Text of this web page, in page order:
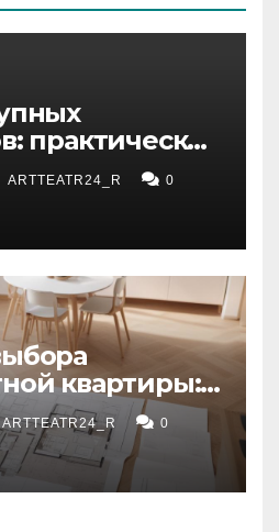
практические
ARTTEATR24_R 0
квартиры:
площадь,
документация
ARTTEATR24_R 0